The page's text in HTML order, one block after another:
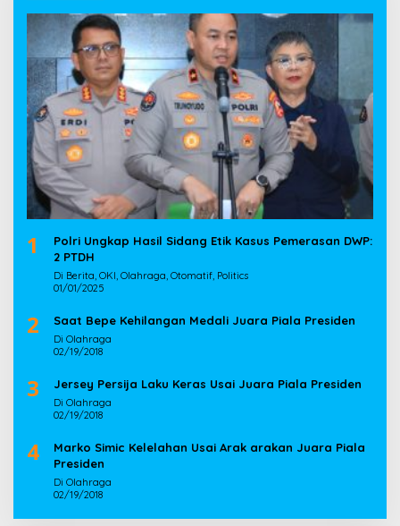
1
Polri Ungkap Hasil Sidang Etik Kasus Pemerasan DWP:
2 PTDH
Di Berita, OKI, Olahraga, Otomatif, Politics
01/01/2025
2 Saat Bepe Kehilangan Medali Juara Piala Presiden
Di Olahraga
02/19/2018
3 Jersey Persija Laku Keras Usai Juara Piala Presiden
Di Olahraga
02/19/2018
4
Marko Simic Kelelahan Usai Arak arakan Juara Piala
Presiden
Di Olahraga
02/19/2018